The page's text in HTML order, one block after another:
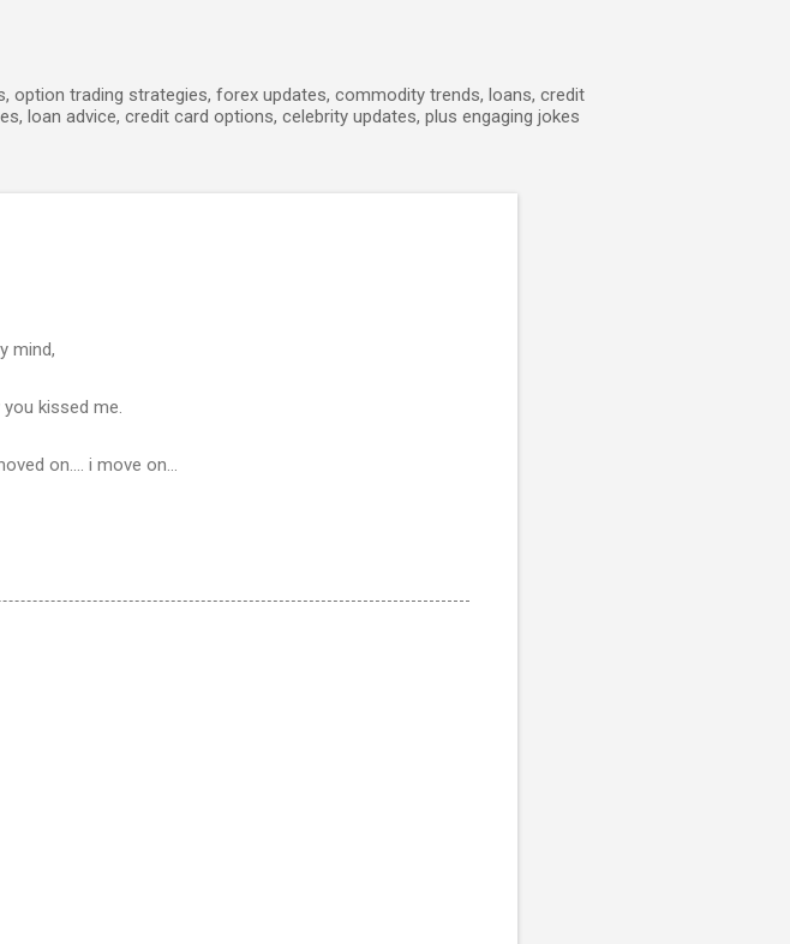
option trading strategies, forex updates, commodity trends, loans, credit
loan advice, credit card options, celebrity updates, plus engaging jokes
mind,
kissed me.
on.... i move on...